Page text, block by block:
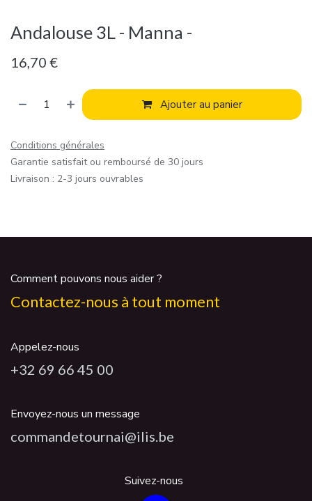
Andalouse 3L - Manna -
16,70 €
Ajouter au panier
Conditions générales
Garantie satisfait ou remboursé de 30 jours
Livraison : 2-3 jours ouvrables
Comment pouvons nous aider ?
Contactez-nous à tout moment
Appelez-nous
+32 69 66 45 00
Envoyez-nous un message
commandetournai@ilis.be
Suivez-nous